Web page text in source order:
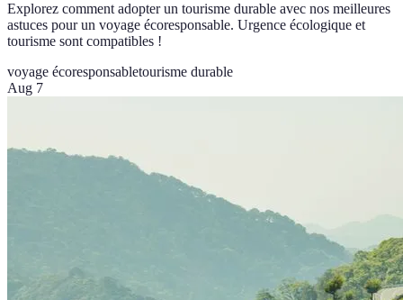
Explorez comment adopter un tourisme durable avec nos meilleures
astuces pour un voyage écoresponsable. Urgence écologique et
tourisme sont compatibles !
voyage écoresponsabletourisme durable
Aug 7